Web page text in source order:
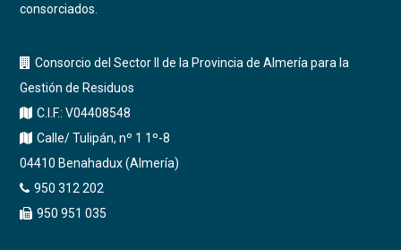
consorciados.
Consorcio del Sector II de la Provincia de Almería para la
Gestión de Residuos
C.I.F.: V04408548
Calle/ Tulipán, nº 1 1º-8
04410 Benahadux (Almería)
950 312 202
950 951 035